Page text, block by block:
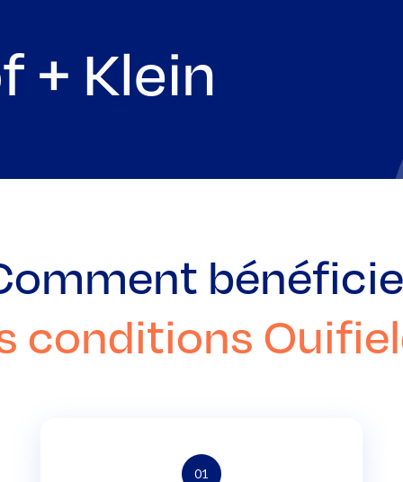
+ Klein
conditions
01